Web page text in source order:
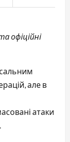
офіційні
але в
атаки